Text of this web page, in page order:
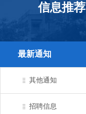
信息推荐
最新通知
其他通知
招聘信息